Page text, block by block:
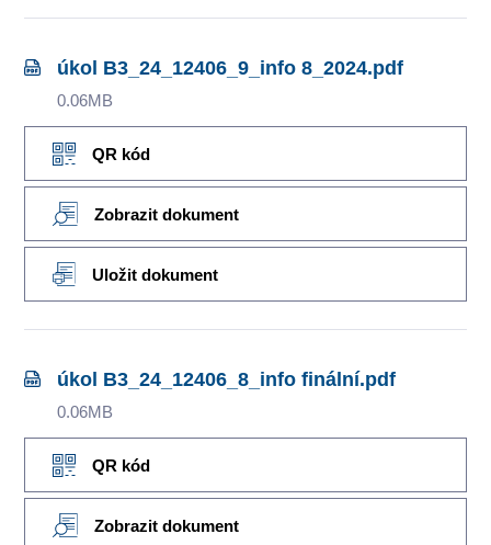
úkol B3_24_12406_9_info 8_2024.pdf
0.06MB
QR kód
Zobrazit dokument
Uložit dokument
úkol B3_24_12406_8_info finální.pdf
0.06MB
QR kód
Zobrazit dokument